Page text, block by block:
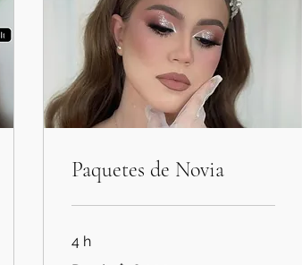
Paquetes de Novia
4 h